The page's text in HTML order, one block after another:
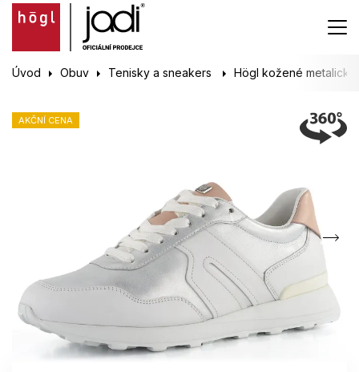
Úvod Obuv Tenisky a sneakers Högl kožené
AKČNÍ CENA